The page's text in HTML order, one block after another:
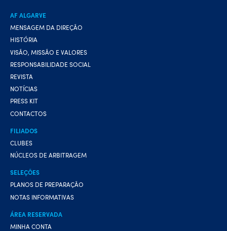
AF ALGARVE
MENSAGEM DA DIREÇÃO
HISTÓRIA
VISÃO, MISSÃO E VALORES
RESPONSABILIDADE SOCIAL
REVISTA
NOTÍCIAS
PRESS KIT
CONTACTOS
FILIADOS
CLUBES
NÚCLEOS DE ARBITRAGEM
SELEÇÕES
PLANOS DE PREPARAÇÃO
NOTAS INFORMATIVAS
ÁREA RESERVADA
MINHA CONTA